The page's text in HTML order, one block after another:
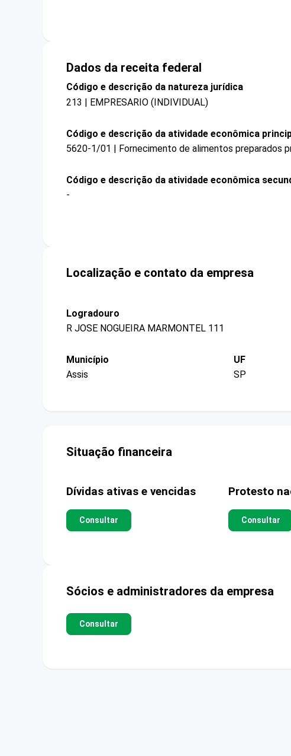
Dados da receita federal
Código e descrição da natureza jurídica
213 | EMPRESARIO (INDIVIDUAL)
Código e descrição da atividade econômica
5620-1/01 | Fornecimento de alimentos preparados
Código e descrição da atividade econômica
-
Localização e contato da empresa
Logradouro
R JOSE NOGUEIRA MARMONTEL 111
Município
Assis
UF
SP
Situação financeira
Dívidas ativas e vencidas
Consultar
Protesto
Consultar
Sócios e administradores da empresa
Consultar